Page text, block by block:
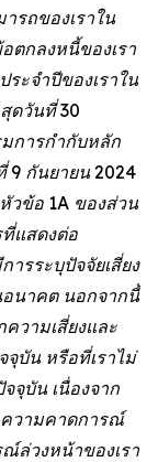
รถของเราใน
ตกลงหนี้ของเรา
ระจำปีของเราใน
ดวันที่ 30
การกำกับหลัก
9 กันยายน 2024
วข้อ 1A ของส่วน
ที่แสดงต่อ
ารระบุปัจจัยเสี่ยง
อนาคต นอกจากนี้
วามเสี่ยงและ
จุบัน หรือที่เราไม่
จุบัน เนื่องจาก
ความคาดการณ์
ล่วงหน้าของเรา